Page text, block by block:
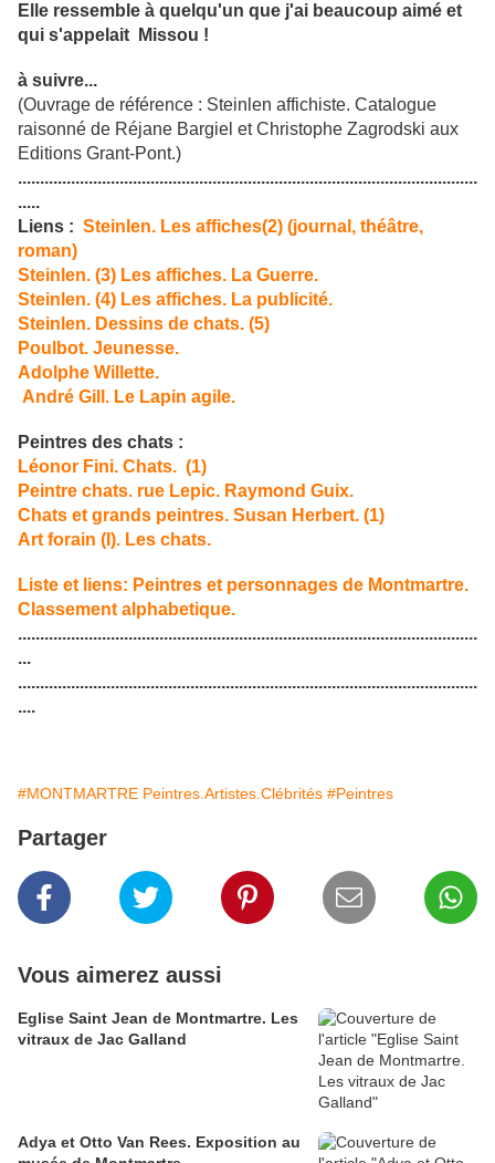
Elle ressemble à quelqu'un que j'ai beaucoup aimé et
qui s'appelait Missou !
à suivre...
(Ouvrage de référence : Steinlen affichiste. Catalogue
raisonné de Réjane Bargiel et Christophe Zagrodski aux
Editions Grant-Pont.)
........................................................................................................
.....
Liens : Steinlen. Les affiches(2) (journal, théâtre,
roman)
Steinlen. (3) Les affiches. La Guerre.
Steinlen. (4) Les affiches. La publicité.
Steinlen. Dessins de chats. (5)
Poulbot. Jeunesse.
Adolphe Willette.
André Gill. Le Lapin agile.
Peintres des chats :
Léonor Fini. Chats. (1)
Peintre chats. rue Lepic. Raymond Guix.
Chats et grands peintres. Susan Herbert. (1)
Art forain (I). Les chats.
Liste et liens: Peintres et personnages de Montmartre.
Classement alphabetique.
........................................................................................................
...
........................................................................................................
....
#MONTMARTRE Peintres.Artistes.Clébrités #Peintres
Partager
Vous aimerez aussi
Eglise Saint Jean de Montmartre. Les
vitraux de Jac Galland
Adya et Otto Van Rees. Exposition au